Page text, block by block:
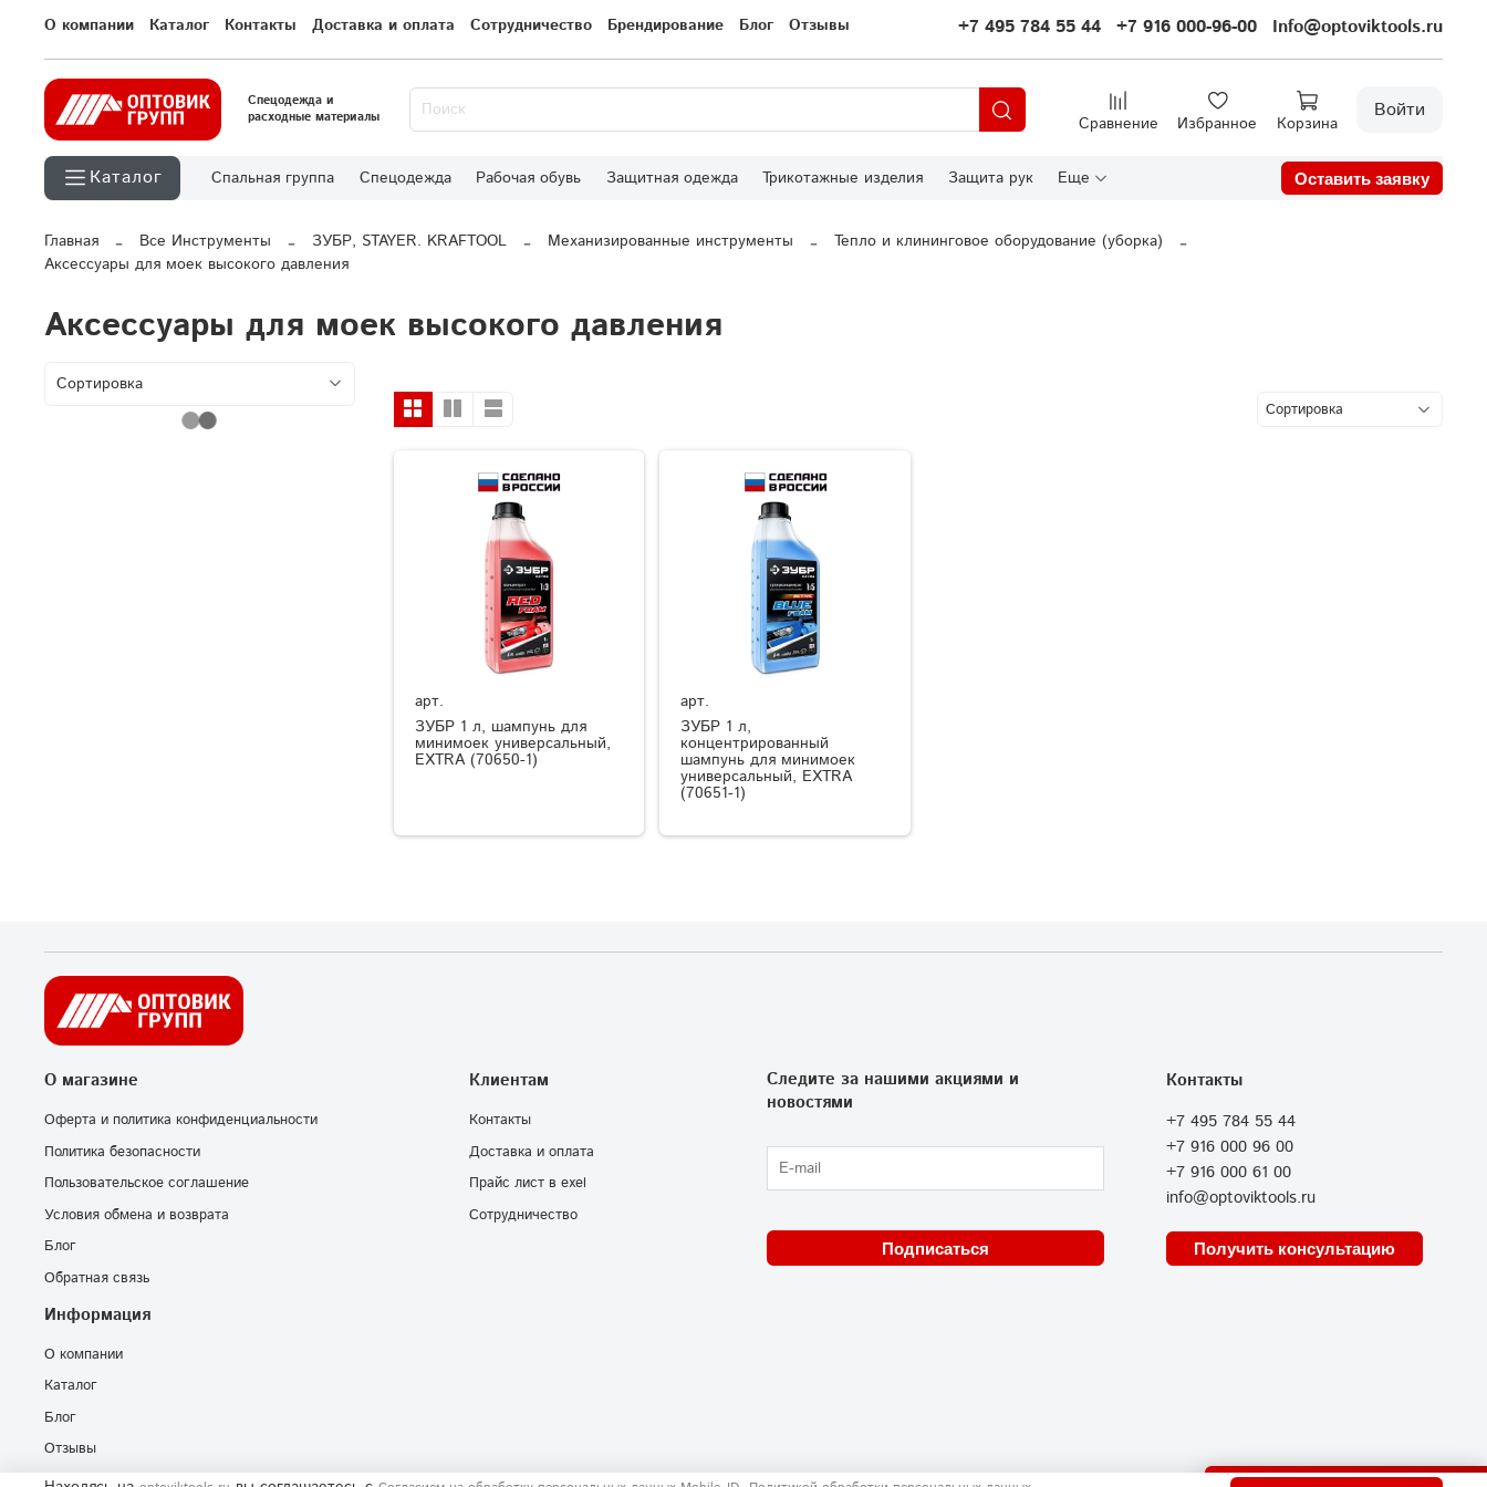
О компании Каталог Контакты Доставка и оплата Сотрудничество Брендирование Блог Отзывы +7 495 784 55 44 +7 916 000-96-00 Info@optoviktools.ru
Спецодежда и
расходные материалы
Сравнение Избранное Корзина
Войти
Каталог Спальная группа Спецодежда Рабочая обувь Защитная одежда Трикотажные изделия Защита рук Еще Оставить заявку
Главная Все Инструменты ЗУБР, STAYER. KRAFTOOL Механизированные инструменты
Тепло и клининговое оборудование (уборка)
Аксессуары для моек высокого давления
Аксессуары для моек высокого давления
арт.
ЗУБР 1 л, шампунь для
минимоек универсальный,
EXTRA (70650-1)
арт.
ЗУБР 1 л,
концентрированный
шампунь для минимоек
универсальный, EXTRA
(70651-1)
О магазине
Оферта и политика конфиденциальности
Политика безопасности
Пользовательское соглашение
Условия обмена и возврата
Блог
Обратная связь
Клиентам
Контакты
Доставка и оплата
Прайс лист в exel
Сотрудничество
Информация
О компании
Каталог
Блог
Отзывы
Контакты
+7 495 784 55 44
+7 916 000 96 00
+7 916 000 61 00
info@optoviktools.ru
Получить консультацию
Следите за нашими акциями и
новостями
Подписаться